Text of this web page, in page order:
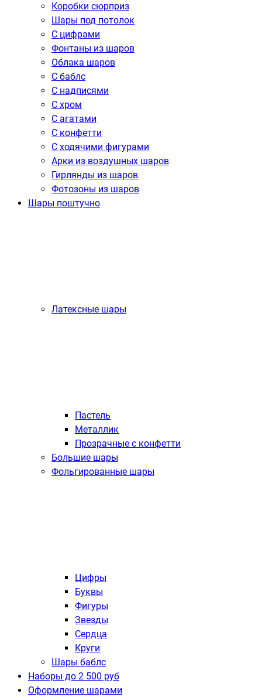
Коробки сюрприз
Шары под потолок
С цифрами
Фонтаны из шаров
Облака шаров
С баблс
С надписями
С хром
С агатами
С конфетти
С ходячими фигурами
Арки из воздушных шаров
Гирлянды из шаров
Фотозоны из шаров
Шары поштучно
Латексные шары
Пастель
Металлик
Прозрачные с конфетти
Большие шары
Фольгированные шары
Цифры
Буквы
Фигуры
Звезды
Сердца
Круги
Шары баблс
Наборы до 2 500 руб
Оформление шарами